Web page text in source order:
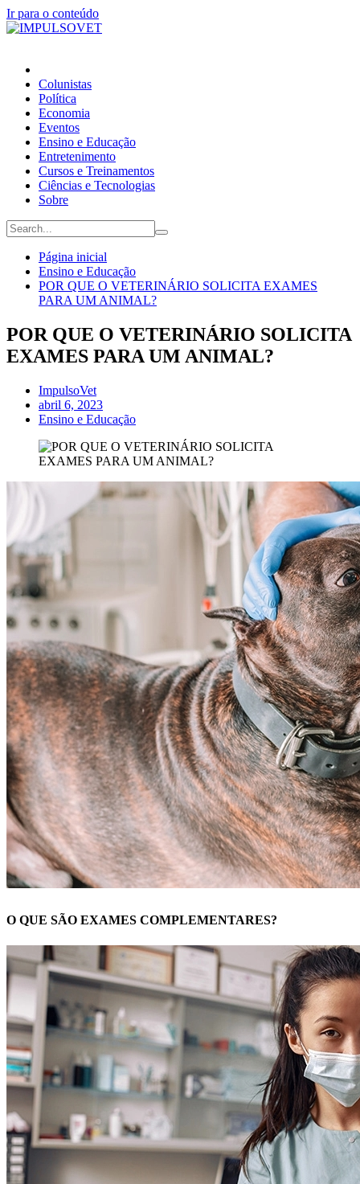
Ir para o conteúdo
Colunistas
Política
Economia
Eventos
Ensino e Educação
Entretenimento
Cursos e Treinamentos
Ciências e Tecnologias
Sobre
Página inicial
Ensino e Educação
POR QUE O VETERINÁRIO SOLICITA EXAMES
PARA UM ANIMAL?
POR QUE O VETERINÁRIO SOLICITA
EXAMES PARA UM ANIMAL?
ImpulsoVet
abril 6, 2023
Ensino e Educação
O QUE SÃO EXAMES COMPLEMENTARES?